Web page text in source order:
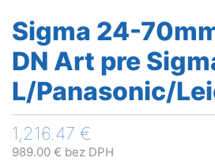
Sigma 24-
DN Art pre
L/Panasonic/
1,216.47 €
989.00 € bez DPH